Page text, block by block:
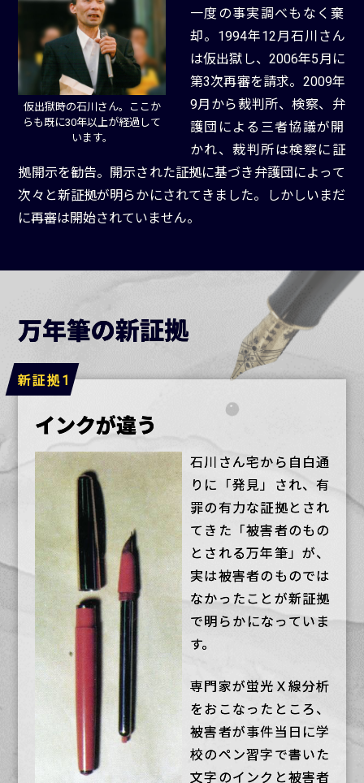
仮出獄時の石川さん。ここか
らも既に30年以上が経過して
います。
一度の事実調べもなく棄
却。1994年12月石川さん
は仮出獄し、2006年5月に
第3次再審を請求。2009年
9月から裁判所、検察、弁
護団による三者協議が開
かれ、裁判所は検察に証
拠開示を勧告。開示された証拠に基づき弁護団によって
次々と新証拠が明らかにされてきました。しかしいまだ
に再審は開始されていません。
万年筆の新証拠
インクが違う
石川さん宅から自白通
りに「発見」され、有
罪の有力な証拠とされ
てきた「被害者のもの
とされる万年筆」が、
実は被害者のものでは
なかったことが新証拠
で明らかになっていま
す。
専門家が蛍光Ｘ線分析
をおこなったところ、
被害者が事件当日に学
校のペン習字で書いた
文字のインクと被害者